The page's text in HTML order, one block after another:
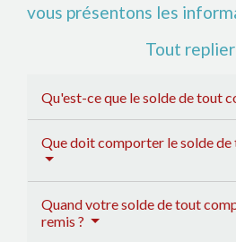
vous présentons les
Tout replier
Qu'est-ce que le solde de tout
Que doit comporter le solde de
Quand votre solde de tout
remis ?